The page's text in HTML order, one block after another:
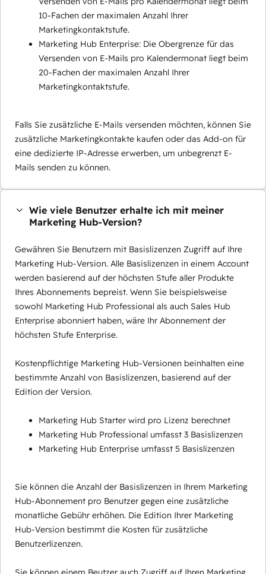
10-Fachen der maximalen Anzahl Ihrer
Marketingkontaktstufe.
Marketing Hub Enterprise: Die Obergrenze für das
Versenden von E-Mails pro Kalendermonat liegt beim
20-Fachen der maximalen Anzahl Ihrer
Marketingkontaktstufe.
Falls Sie zusätzliche E-Mails versenden möchten, können Sie
zusätzliche Marketingkontakte kaufen oder das Add-on für
eine dedizierte IP-Adresse erwerben, um unbegrenzt E-
Mails senden zu können.
Wie viele Benutzer erhalte ich mit meiner
Marketing Hub-Version?
Gewähren Sie Benutzern mit Basislizenzen Zugriff auf Ihre
Marketing Hub-Version. Alle Basislizenzen in einem Account
werden basierend auf der höchsten Stufe aller Produkte
Ihres Abonnements bepreist. Wenn Sie beispielsweise
sowohl Marketing Hub Professional als auch Sales Hub
Enterprise abonniert haben, wäre Ihr Abonnement der
höchsten Stufe Enterprise.
Kostenpflichtige Marketing Hub-Versionen beinhalten eine
bestimmte Anzahl von Basislizenzen, basierend auf der
Edition der Version.
Marketing Hub Starter wird pro Lizenz berechnet
Marketing Hub Professional umfasst 3 Basislizenzen
Marketing Hub Enterprise umfasst 5 Basislizenzen
Sie können die Anzahl der Basislizenzen in Ihrem Marketing
Hub-Abonnement pro Benutzer gegen eine zusätzliche
monatliche Gebühr erhöhen. Die Edition Ihrer Marketing
Hub-Version bestimmt die Kosten für zusätzliche
Benutzerlizenzen.